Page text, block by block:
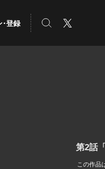
･登録 検索 X
第2話
この作品